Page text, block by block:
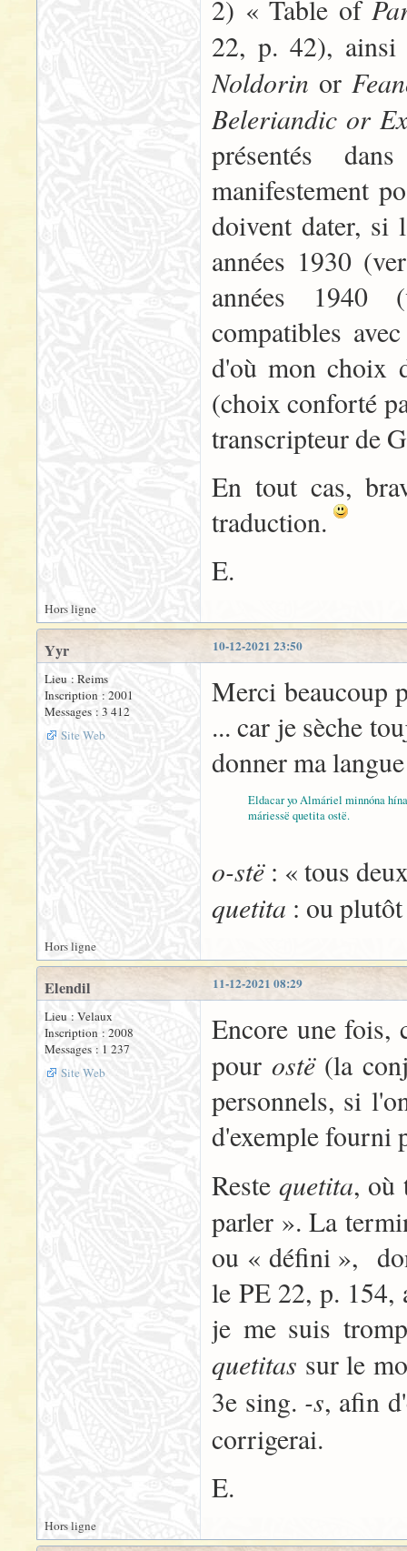
2) « Table of
22, p. 42),
Noldorin or
Beleriandic or
présentés
manifestement
doivent dater, si
années 1930
années 1940
compatibles
d'où mon choix
(choix conforté
transcripteur de
En tout cas,
traduction.
E.
Hors ligne
10-12-2021 23:50
Yyr
Lieu : Reims
Inscription : 2001
Messages : 3 412
Site Web
Merci beaucoup
... car je sèche
donner ma
Eldacar yo Almáriel minnóna
máriessë quetita ostë.
o-stë: « tous
quetita : ou
Hors ligne
11-12-2021 08:29
Elendil
Lieu : Velaux
Inscription : 2008
Messages : 1 237
Site Web
Encore une fois,
pour ostë(la
personnels, si
d'exemple fourni
Reste quetita, où
parler ». La
ou « défini »,
le PE 22, p. 154,
je me suis
quetitas sur le
3e sing. -s, afin
corrigerai.
E.
Hors ligne